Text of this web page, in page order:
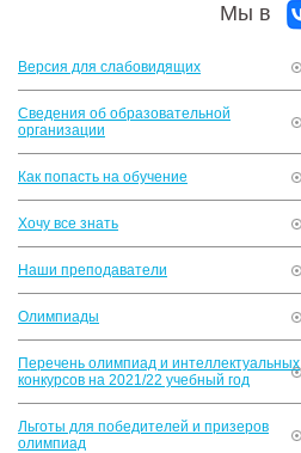
Мы в
Версия для слабовидящих
Сведения об образовательной
организации
Как попасть на обучение
Хочу все знать
Наши преподаватели
Олимпиады
Перечень олимпиад и интеллектуальных
конкурсов на 2021/22 учебный год
Льготы для победителей и призеров
олимпиад